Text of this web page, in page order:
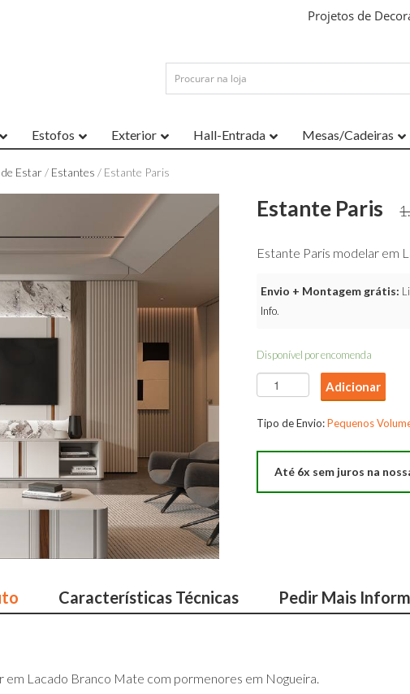
Projetos de
Estofos Exterior Hall-Entrada Mesas/Cadeiras
de Estar/ Estantes / Estante Paris
Estante Paris
Estante Paris modelar em
Envio + Montagem grátis:
Info.
Disponível por encomenda
Quantidade
de
Estante
Adicionar
Tipo de Envio:Pequenos
Até 6x sem juros na
Características Técnicas Pedir Mais
em Lacado Branco Mate com pormenores em Nogueira.